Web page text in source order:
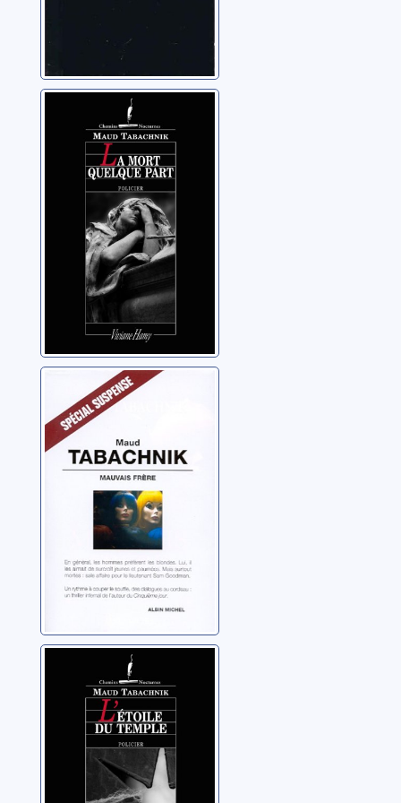
La mort quelque
Tabachnik, Maud
Mauvais frère:
roman
Tabachnik, Maud
L'étoile du
temple: [policier]
Tabachnik, Maud